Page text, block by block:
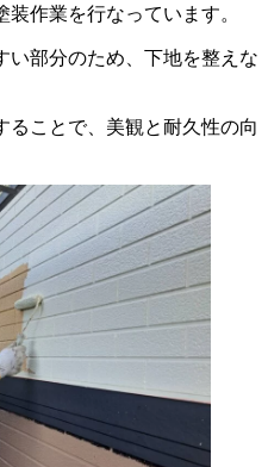
作業を行なっています。
い部分のため、下地を整えな
ることで、美観と耐久性の向